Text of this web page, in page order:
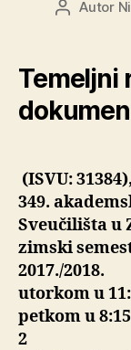
AutorAutor
Temeljni
(ISVU:
349.
Sveučilišta u
zimski
2017./2018.
utorkom u
petkom u
2